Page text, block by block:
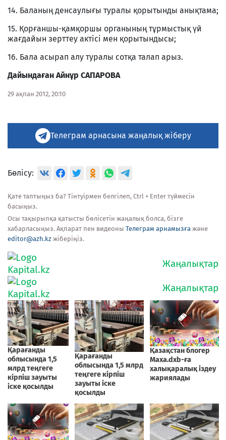
14. Баланың денсаулығы туралы қорытынды анықтама;
15. Қорғаншы-қамқоршы органының тұрмыстық үй
жағдайын зерттеу актісі мен қорытындысы;
16. Бала асырап алу туралы сотқа талап арыз.
Дайындаған Айнұр САПАРОВА
29 ақпан 2012, 20:10
Телеграм арнасына жаңалық жіберу
Бөлісу:
Қате таптыңыз ба? Тінтуірмен белгілеп, Ctrl + Enter түймесін
басыңыз.
Осы тақырыпқа қатысты бөлісетін жаңалық болса, бізге
хабарласыңыз. Ақпарат пен видеоны Телеграм арнамызға және
editor@azh.kz жіберіңіз.